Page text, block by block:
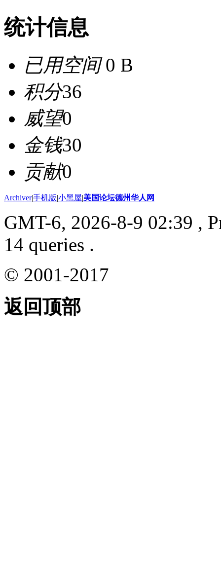
统计信息
已用空间0 B
积分36
威望0
金钱30
贡献0
Archiver|手机版|小黑屋|美国论坛德州华人网
GMT-6, 2026-8-9 02:39 ,
14 queries .
© 2001-2017
返回顶部